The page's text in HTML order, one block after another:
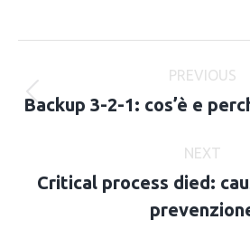
navigation
PREVIOUS
Backup 3-2-1: cos’è e
NEXT
Critical process died: